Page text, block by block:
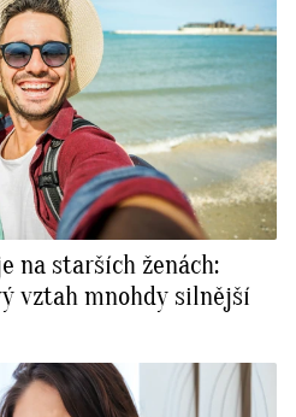
na starších ženách:
vztah mnohdy silnější